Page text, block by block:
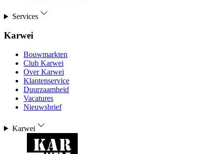
Services
Karwei
Bouwmarkten
Club Karwei
Over Karwei
Klantenservice
Duurzaamheid
Vacatures
Nieuwsbrief
Karwei